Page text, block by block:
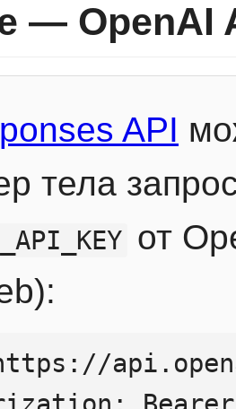
— OpenAI
API
тела
от
https://